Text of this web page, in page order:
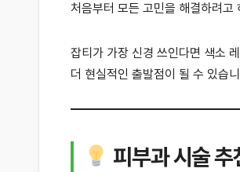
처음부터 모든 고민을 해결하려고
잡티가 가장 신경 쓰인다면 색소
더 현실적인 출발점이 될 수 있습
피부과 시술